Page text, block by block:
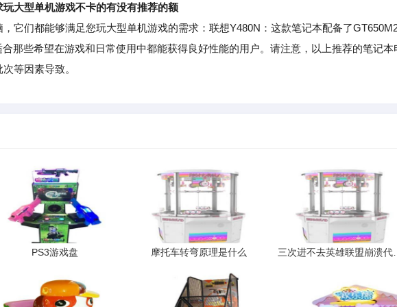
大型单机游戏不卡的有没有推荐的额
们都能够满足您玩大型单机游戏的需求：联想Y480N：这款笔记本配备了
那些希望在游戏和日常使用中都能获得良好性能的用户。请注意，以上推荐的笔记本
等因素导致。
PS3游戏盘 摩托车转弯原理是什么